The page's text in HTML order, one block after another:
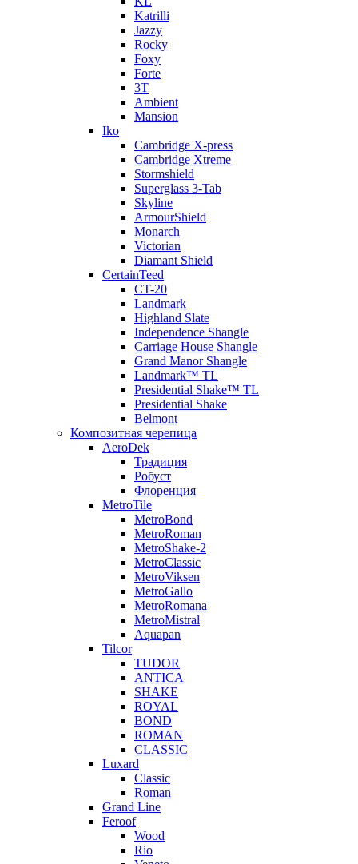
Katrilli
Jazzy
Rocky
Foxy
Forte
3T
Ambient
Mansion
Iko
Cambridge X-press
Cambridge Xtreme
Stormshield
Superglass 3-Tab
Skyline
ArmourShield
Monarch
Victorian
Diamant Shield
CertainTeed
CT-20
Landmark
Highland Slate
Independence Shangle
Carriage House Shangle
Grand Manor Shangle
Landmark™ TL
Presidential Shake™ TL
Presidential Shake
Belmont
Композитная черепица
AeroDek
Традиция
Робуст
Флоренция
MetroTile
MetroBond
MetroRoman
MetroShake-2
MetroClassic
MetroViksen
MetroGallo
MetroRomana
MetroMistral
Aquapan
Tilcor
TUDOR
ANTICA
SHAKE
ROYAL
BOND
ROMAN
CLASSIC
Luxard
Classic
Roman
Grand Line
Feroof
Wood
Rio